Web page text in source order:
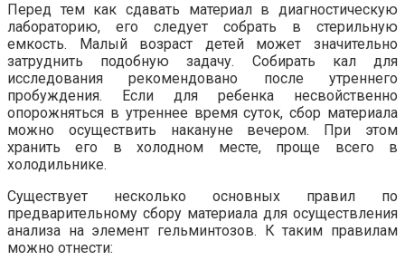
Перед тем как сдавать материал в диагностическую
лабораторию, его следует собрать в стерильную
емкость. Малый возраст детей может значительно
затруднить подобную задачу. Собирать кал для
исследования рекомендовано после утреннего
пробуждения. Если для ребенка несвойственно
опорожняться в утреннее время суток, сбор материала
можно осуществить накануне вечером. При этом
хранить его в холодном месте, проще всего в
холодильнике.
Существует несколько основных правил по
предварительному сбору материала для осуществления
анализа на элемент гельминтозов. К таким правилам
можно отнести: